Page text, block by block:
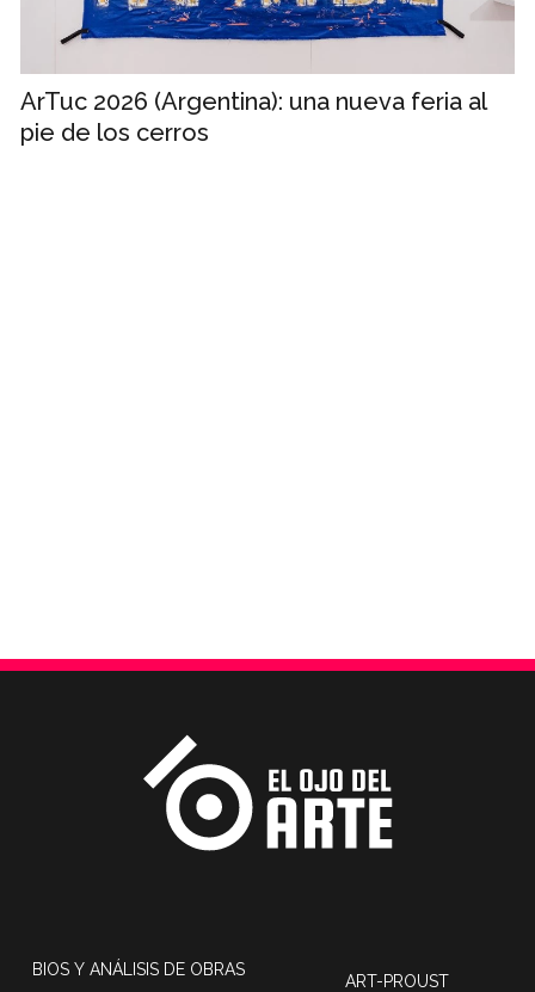
ArTuc 2026 (Argentina): una nueva feria al
pie de los cerros
BIOS Y ANÁLISIS DE OBRAS
ART-PROUST